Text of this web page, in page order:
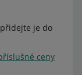
54,99 Kč
68,79 Kč
je do
ceny